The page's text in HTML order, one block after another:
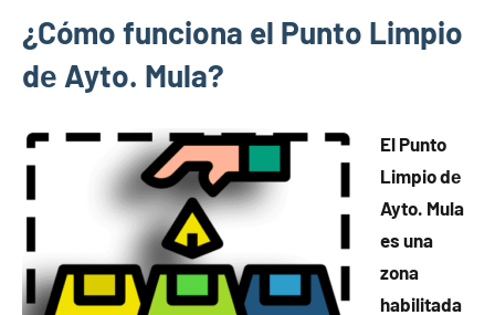
¿Cómo funciona el Punto Limpio
dе Ayto. Mula?
El Punto
Limpio dе
Ayto. Mula
es una
zona
habilitada